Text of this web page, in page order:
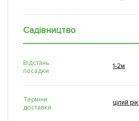
Садівництво
Відстань
посадки
1-2м
Терміни
доставки
цілий рік